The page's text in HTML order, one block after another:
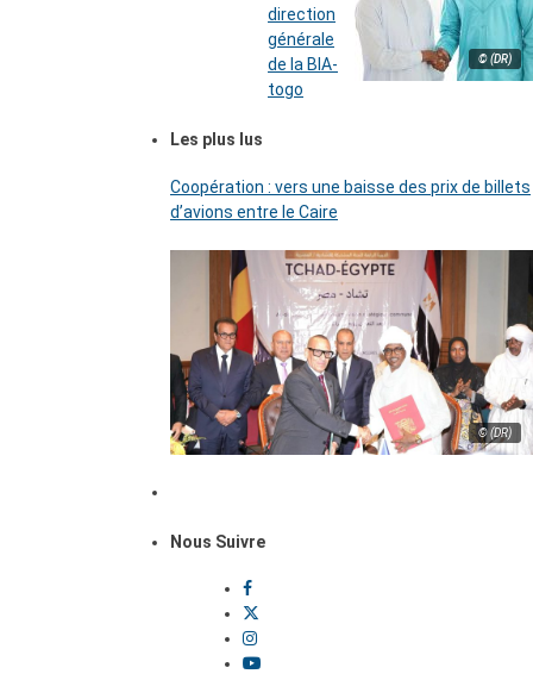
© (DR)
direction
générale
de la BIA-
togo
Les plus lus
Coopération : vers une baisse des prix de billets
d’avions entre le Caire
© (DR)
Nous Suivre